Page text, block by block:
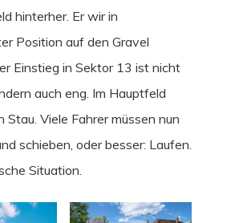
hinterher. Er wir in
Position auf den Gravel
Einstieg in Sektor 13 ist nicht
auch eng. Im Hauptfeld
Viele Fahrer müssen nun
schieben, oder besser: Laufen.
Situation.